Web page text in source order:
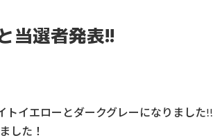
当選者発表!!
トイエローとダークグレーになりました!!
した！